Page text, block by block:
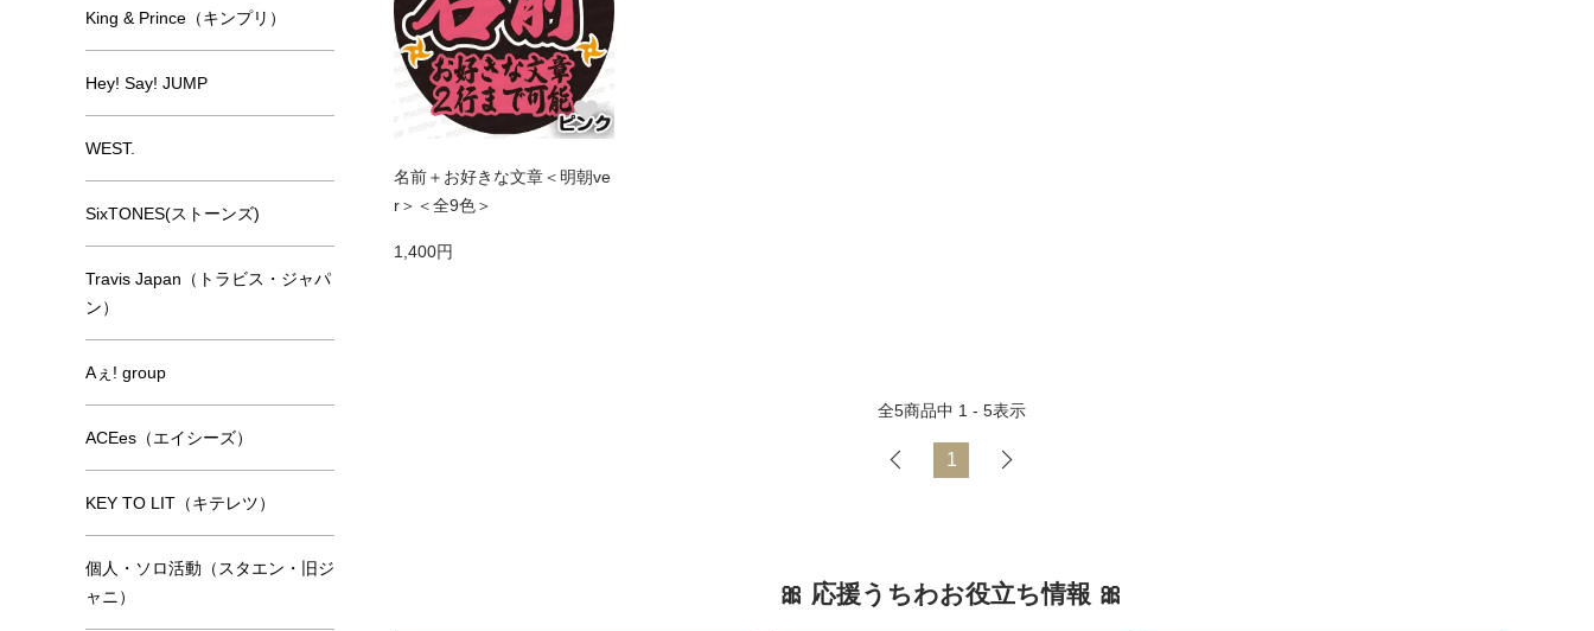
名前＋お好きな文章＜明朝ve
r＞＜全9色＞
1,400円
全5商品中 1 - 5表示
1
🎀 応援うちわお役立ち情報 🎀
King & Prince（キンプリ）
Hey! Say! JUMP
WEST.
SixTONES(ストーンズ)
Travis Japan（トラビス・ジャパ
ン）
Aぇ! group
ACEes（エイシーズ）
KEY TO LIT（キテレツ）
個人・ソロ活動（スタエン・旧ジ
ャニ）